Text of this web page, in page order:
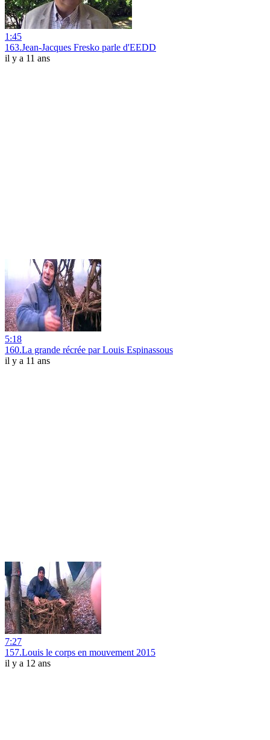
1:45
163.Jean-Jacques Fresko parle d'EEDD
il y a 11 ans
5:18
160.La grande récrée par Louis Espinassous
il y a 11 ans
7:27
157.Louis le corps en mouvement 2015
il y a 12 ans